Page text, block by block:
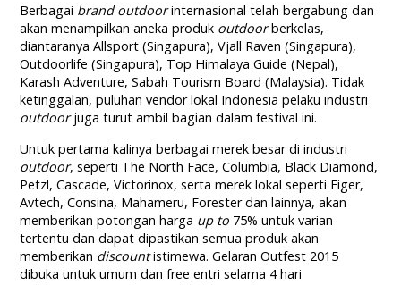
Berbagai brand outdoorinternasional telah bergabung dan
akan menampilkan aneka produk outdoorberkelas,
diantaranya Allsport (Singapura), Vjall Raven (Singapura),
Outdoorlife (Singapura), Top Himalaya Guide (Nepal),
Karash Adventure, Sabah Tourism Board (Malaysia). Tidak
ketinggalan, puluhan vendor lokal Indonesia pelaku industri
outdoorjuga turut ambil bagian dalam festival ini.
Untuk pertama kalinya berbagai merek besar di industri
outdoor, seperti The North Face, Columbia, Black Diamond,
Petzl, Cascade, Victorinox, serta merek lokal seperti Eiger,
Avtech, Consina, Mahameru, Forester dan lainnya, akan
memberikan potongan harga up to 75% untuk varian
tertentu dan dapat dipastikan semua produk akan
memberikan discountistimewa. Gelaran Outfest 2015
dibuka untuk umum dan free entri selama 4 hari